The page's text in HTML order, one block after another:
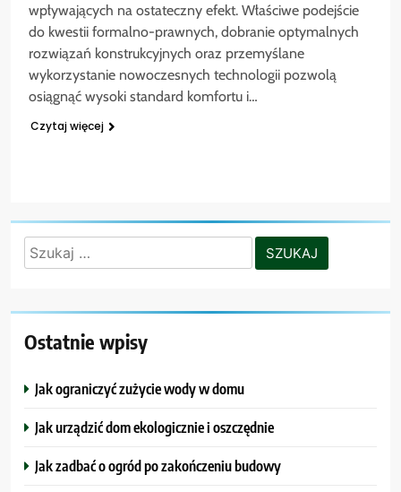
wpływających na ostateczny efekt. Właściwe podejście
do kwestii formalno-prawnych, dobranie optymalnych
rozwiązań konstrukcyjnych oraz przemyślane
wykorzystanie nowoczesnych technologii pozwolą
osiągnąć wysoki standard komfortu i…
Czytaj więcej
Szukaj:
Ostatnie wpisy
Jak ograniczyć zużycie wody w domu
Jak urządzić dom ekologicznie i oszczędnie
Jak zadbać o ogród po zakończeniu budowy